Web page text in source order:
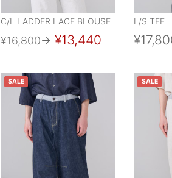
C/L LADDER LACE BLOUSE
¥16,800→ ¥13,440
L/S TEE
SALE SALE